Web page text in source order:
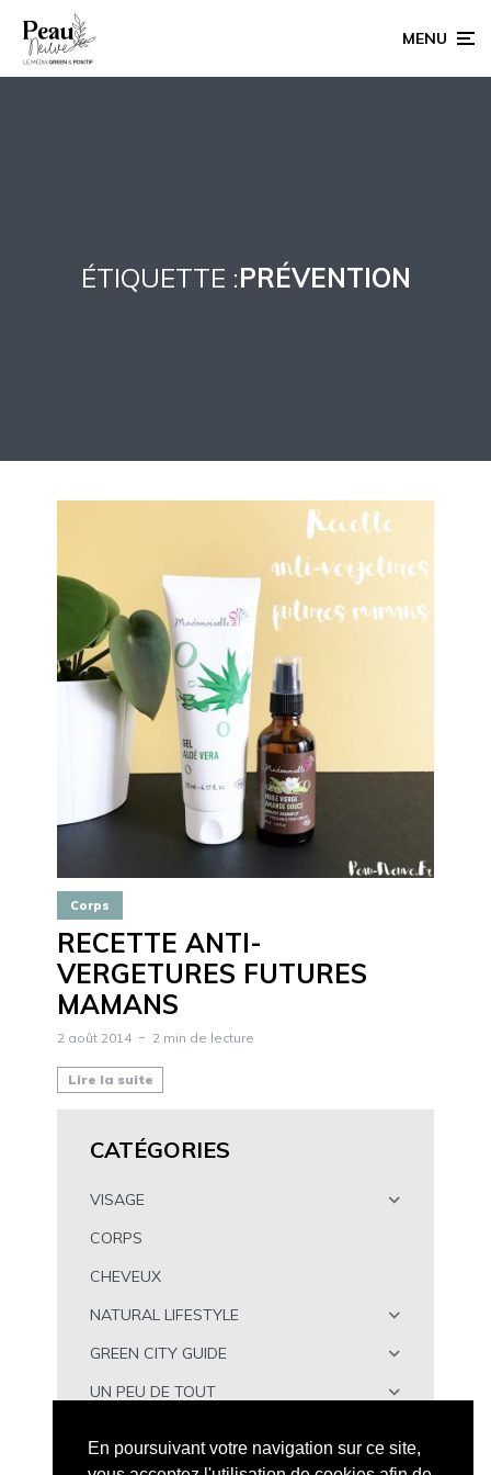
MENU
ÉTIQUETTE :PRÉVENTION
Corps
RECETTE ANTI-
VERGETURES FUTURES
MAMANS
2 août 2014 2 min de lecture
Lire la suite
CATÉGORIES
VISAGE
CORPS
CHEVEUX
NATURAL LIFESTYLE
GREEN CITY GUIDE
UN PEU DE TOUT
En poursuivant votre navigation sur ce site,